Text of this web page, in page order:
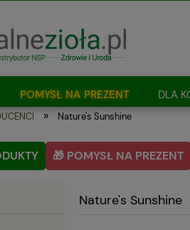
POMYSŁ NA PREZENT DLA
» Nature's Sunshine
🎁 POMYSŁ NA PREZENT
Nature's Sunshine